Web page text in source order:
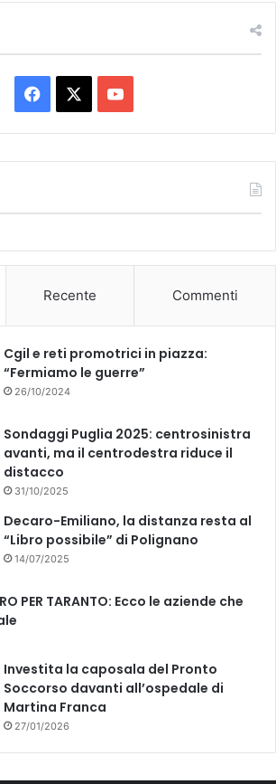
a
c
k
o
u
Recente Commenti
Cgil e reti promotrici in piazza:
“Fermiamo le guerre”
26/10/2024
Sondaggi Puglia 2025: centrosinistra
avanti, ma il centrodestra riduce il
distacco
31/10/2025
Decaro-Emiliano, la distanza resta al
“Libro possibile” di Polignano
14/07/2025
PER TARANTO: Ecco le aziende che
Investita la caposala del Pronto
Soccorso davanti all’ospedale di
Martina Franca
27/01/2026